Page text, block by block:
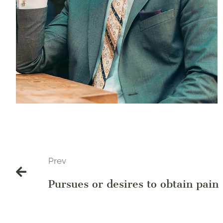
Prev
Pursues or desires to obtain pain